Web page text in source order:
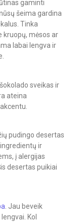
gaminti
šeima gardina
Tinka
kruopų, mėsos ar
labai lengva ir
sveikas ir
ateina
pudingo desertas
ir
į alergijas
desertas puikiai
. Jau beveik
Kol